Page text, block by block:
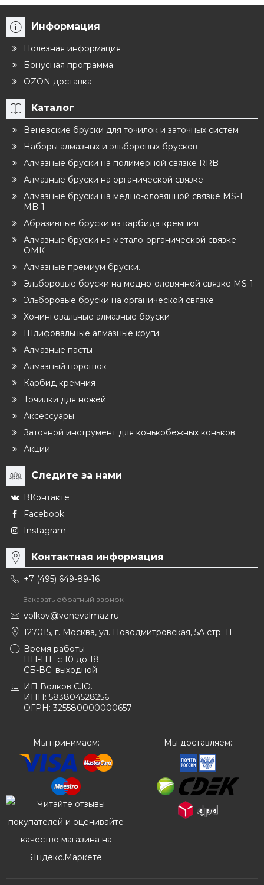
Информация
Полезная информация
Бонусная программа
OZON доставка
Каталог
Веневские бруски для точилок и заточных систем
Наборы алмазных и эльборовых брусков
Алмазные бруски на полимерной связке RRB
Алмазные бруски на органической связке
Алмазные бруски на медно-оловянной связке MS-1
MB-1
Абразивные бруски из карбида кремния
Алмазные бруски на метало-органической связке
ОМК
Алмазные премиум бруски.
Эльборовые бруски на медно-оловянной связке MS-1
Эльборовые бруски на органической связке
Хонинговальные алмазные бруски
Шлифовальные алмазные круги
Алмазные пасты
Алмазный порошок
Карбид кремния
Точилки для ножей
Аксессуары
Заточной инструмент для конькобежных коньков
Акции
Следите за нами
ВКонтакте
Facebook
Instagram
Контактная информация
+7 (495) 649-89-16
Заказать обратный звонок
volkov@venevalmaz.ru
127015, г. Москва, ул. Новодмитровская, 5А стр. 11
Время работы
ПН-ПТ: с 10 до 18
СБ-ВС: выходной
ИП Волков С.Ю.
ИНН: 583804528256
ОГРН: 325580000000657
Мы принимаем: Мы доставляем: